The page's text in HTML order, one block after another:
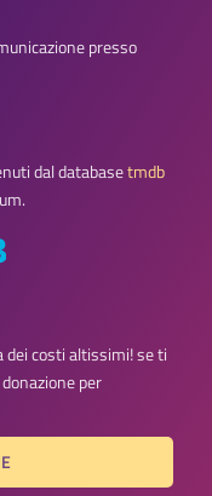
presso
dal databasetmdb
costi altissimi! se ti
per